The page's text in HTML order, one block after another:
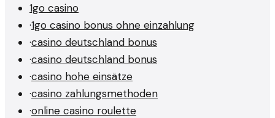
1go casino
·1go casino bonus ohne einzahlung
·casino deutschland bonus
·casino deutschland bonus
·casino hohe einsätze
·casino zahlungsmethoden
·online casino roulette